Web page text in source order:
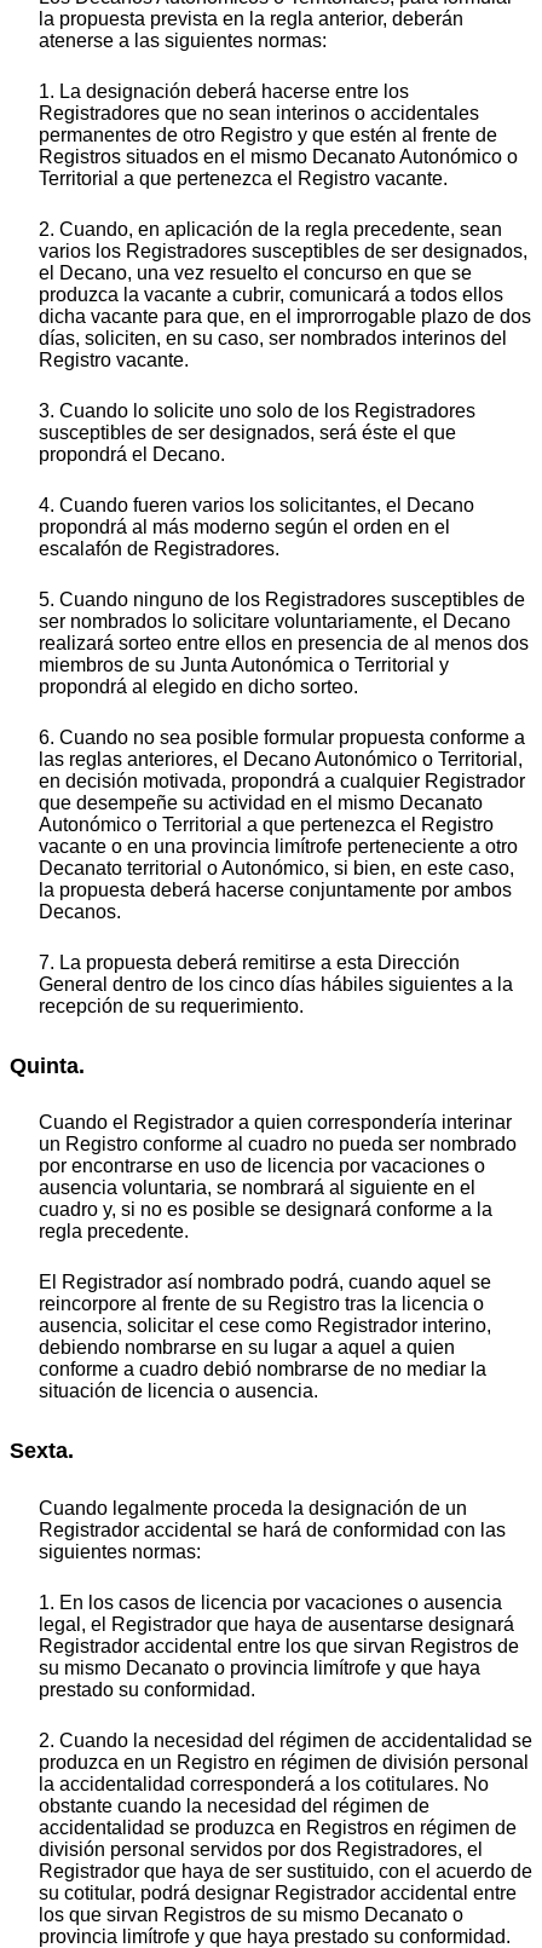
la propuesta prevista en la regla anterior, deberán
atenerse a las siguientes normas:
1. La designación deberá hacerse entre los
Registradores que no sean interinos o accidentales
permanentes de otro Registro y que estén al frente de
Registros situados en el mismo Decanato Autonómico o
Territorial a que pertenezca el Registro vacante.
2. Cuando, en aplicación de la regla precedente, sean
varios los Registradores susceptibles de ser designados,
el Decano, una vez resuelto el concurso en que se
produzca la vacante a cubrir, comunicará a todos ellos
dicha vacante para que, en el improrrogable plazo de dos
días, soliciten, en su caso, ser nombrados interinos del
Registro vacante.
3. Cuando lo solicite uno solo de los Registradores
susceptibles de ser designados, será éste el que
propondrá el Decano.
4. Cuando fueren varios los solicitantes, el Decano
propondrá al más moderno según el orden en el
escalafón de Registradores.
5. Cuando ninguno de los Registradores susceptibles de
ser nombrados lo solicitare voluntariamente, el Decano
realizará sorteo entre ellos en presencia de al menos dos
miembros de su Junta Autonómica o Territorial y
propondrá al elegido en dicho sorteo.
6. Cuando no sea posible formular propuesta conforme a
las reglas anteriores, el Decano Autonómico o Territorial,
en decisión motivada, propondrá a cualquier Registrador
que desempeñe su actividad en el mismo Decanato
Autonómico o Territorial a que pertenezca el Registro
vacante o en una provincia limítrofe perteneciente a otro
Decanato territorial o Autonómico, si bien, en este caso,
la propuesta deberá hacerse conjuntamente por ambos
Decanos.
7. La propuesta deberá remitirse a esta Dirección
General dentro de los cinco días hábiles siguientes a la
recepción de su requerimiento.
Quinta.
Cuando el Registrador a quien correspondería interinar
un Registro conforme al cuadro no pueda ser nombrado
por encontrarse en uso de licencia por vacaciones o
ausencia voluntaria, se nombrará al siguiente en el
cuadro y, si no es posible se designará conforme a la
regla precedente.
El Registrador así nombrado podrá, cuando aquel se
reincorpore al frente de su Registro tras la licencia o
ausencia, solicitar el cese como Registrador interino,
debiendo nombrarse en su lugar a aquel a quien
conforme a cuadro debió nombrarse de no mediar la
situación de licencia o ausencia.
Sexta.
Cuando legalmente proceda la designación de un
Registrador accidental se hará de conformidad con las
siguientes normas:
1. En los casos de licencia por vacaciones o ausencia
legal, el Registrador que haya de ausentarse designará
Registrador accidental entre los que sirvan Registros de
su mismo Decanato o provincia limítrofe y que haya
prestado su conformidad.
2. Cuando la necesidad del régimen de accidentalidad se
produzca en un Registro en régimen de división personal
la accidentalidad corresponderá a los cotitulares. No
obstante cuando la necesidad del régimen de
accidentalidad se produzca en Registros en régimen de
división personal servidos por dos Registradores, el
Registrador que haya de ser sustituido, con el acuerdo de
su cotitular, podrá designar Registrador accidental entre
los que sirvan Registros de su mismo Decanato o
provincia limítrofe y que haya prestado su conformidad.